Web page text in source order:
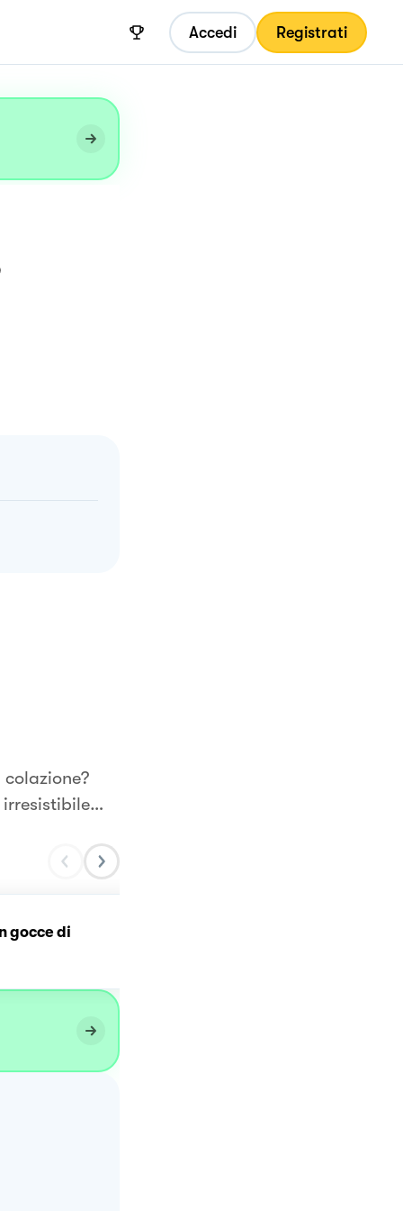
Accedi Registrati
irresistibile…
gocce di